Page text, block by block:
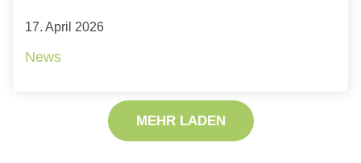
17. April 2026
News
MEHR LADEN